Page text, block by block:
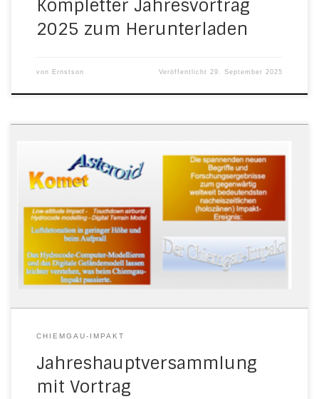
Kompletter Jahresvortrag
2025 zum Herunterladen
von Ernstson Veröffentlicht 29. September 2025
CHIEMGAU-IMPAKT
Jahreshauptversammlung
mit Vortrag